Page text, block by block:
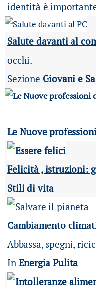
identità è
Salute davanti al
occhi.
Sezione Giovani e
Le Nuove
Felicità , istruzioni:
Stili di vita
Cambiamento
Abbassa, spegni,
In Energia Pulita